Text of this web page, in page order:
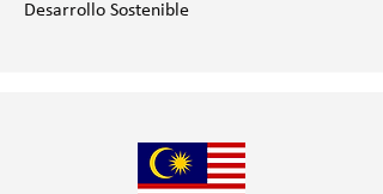
Desarrollo Sostenible